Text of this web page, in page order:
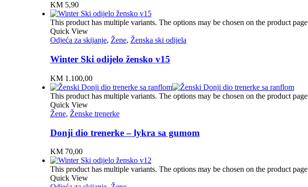
KM5,90
This product has multiple variants. The options may be chosen on the product page
Quick View
Odjeća za skijanje, Žene, Ženska ski odijela
Winter Ski odijelo žensko v15
KM1.100,00
This product has multiple variants. The options may be chosen on the product page
Quick View
Žene, Ženske trenerke
Donji dio trenerke – lykra sa gumom
KM70,00
This product has multiple variants. The options may be chosen on the product page
Quick View